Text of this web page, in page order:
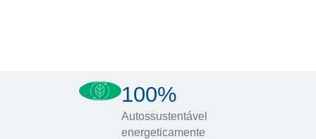
100%
Autossustentável
energeticamente